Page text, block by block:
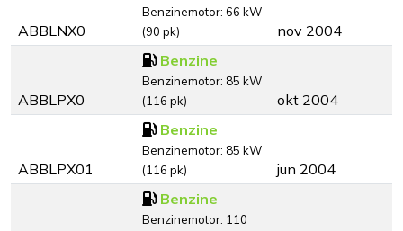
ABBLNX0
Benzinemotor: 66 kW
(90 pk)
nov 2004
ABBLPX0
Benzine
Benzinemotor: 85 kW
(116 pk)
okt 2004
ABBLPX01
Benzine
Benzinemotor: 85 kW
(116 pk)
jun 2004
Benzine
Benzinemotor: 110